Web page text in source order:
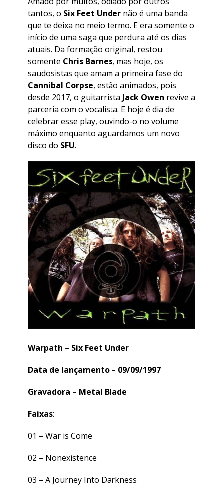
tantos, o Six Feet Under não é uma banda
que te deixa no meio termo. E era somente o
início de uma saga que perdura até os dias
atuais. Da formação original, restou
somente Chris Barnes, mas hoje, os
saudosistas que amam a primeira fase do
Cannibal Corpse, estão animados, pois
desde 2017, o guitarrista Jack Owen revive a
parceria com o vocalista. E hoje é dia de
celebrar esse play, ouvindo-o no volume
máximo enquanto aguardamos um novo
disco do SFU.
Warpath – Six Feet Under
Data de lançamento – 09/09/1997
Gravadora – Metal Blade
Faixas:
01 – War is Come
02 – Nonexistence
03 – A Journey Into Darkness